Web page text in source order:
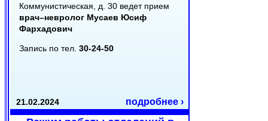
Коммунистическая, д. 30 ведет прием
врач–невролог Мусаев Юсиф
Фархадович
Запись по тел. 30-24-50
21.02.2024 подробнее ›